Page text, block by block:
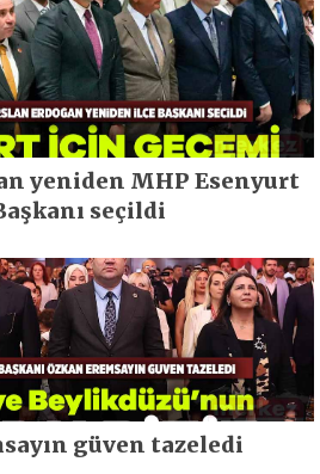
yeniden MHP Esenyurt
seçildi
güven tazeledi